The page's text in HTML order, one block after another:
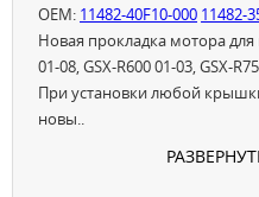
OEM: 11482-40F10-000 11482-
Новая прокладка мотора для
01-08, GSX-R600 01-03, GSX-
При установки любой
новы..